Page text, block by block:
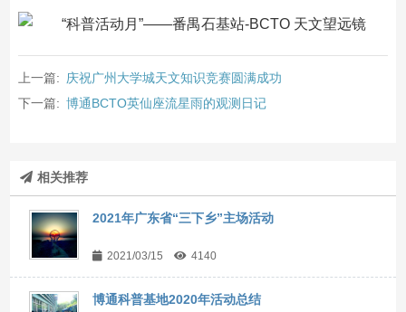
上一篇: 庆祝广州大学城天文知识竞赛圆满成功
下一篇: 博通BCTO英仙座流星雨的观测日记
相关推荐
2021年广东省“三下乡”主场活动
2021/03/15 4140
博通科普基地2020年活动总结